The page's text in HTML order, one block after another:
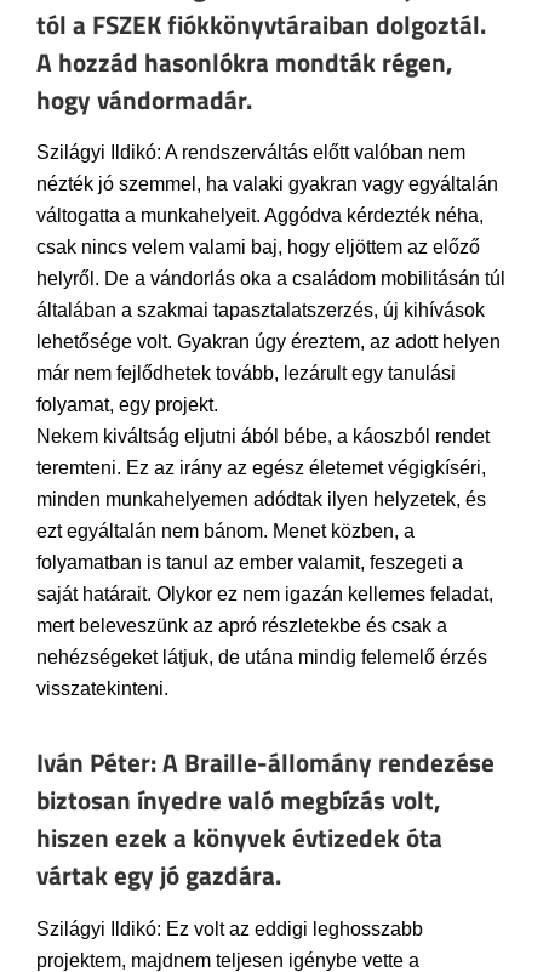
tól a FSZEK fiókkönyvtáraiban dolgoztál.
A hozzád hasonlókra mondták régen,
hogy vándormadár.
Szilágyi Ildikó: A rendszerváltás előtt valóban nem
nézték jó szemmel, ha valaki gyakran vagy egyáltalán
váltogatta a munkahelyeit. Aggódva kérdezték néha,
csak nincs velem valami baj, hogy eljöttem az előző
helyről. De a vándorlás oka a családom mobilitásán túl
általában a szakmai tapasztalatszerzés, új kihívások
lehetősége volt. Gyakran úgy éreztem, az adott helyen
már nem fejlődhetek tovább, lezárult egy tanulási
folyamat, egy projekt.
Nekem kiváltság eljutni ából bébe, a káoszból rendet
teremteni. Ez az irány az egész életemet végigkíséri,
minden munkahelyemen adódtak ilyen helyzetek, és
ezt egyáltalán nem bánom. Menet közben, a
folyamatban is tanul az ember valamit, feszegeti a
saját határait. Olykor ez nem igazán kellemes feladat,
mert beleveszünk az apró részletekbe és csak a
nehézségeket látjuk, de utána mindig felemelő érzés
visszatekinteni.
Iván Péter: A Braille-állomány rendezése
biztosan ínyedre való megbízás volt,
hiszen ezek a könyvek évtizedek óta
vártak egy jó gazdára.
Szilágyi Ildikó: Ez volt az eddigi leghosszabb
projektem, majdnem teljesen igénybe vette a